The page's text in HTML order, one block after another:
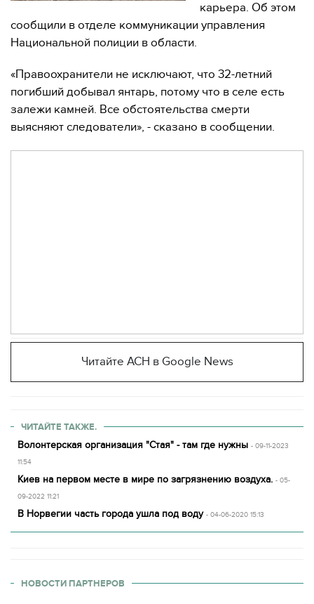
карьера. Об этом
сообщили в отделе коммуникации управления
Национальной полиции в области.
«Правоохранители не исключают, что 32-летний
погибший добывал янтарь, потому что в селе есть
залежи камней. Все обстоятельства смерти
выясняют следователи», - сказано в сообщении.
Читайте АСН в Google News
ЧИТАЙТЕ ТАКЖЕ.
Волонтерская организация "Стая" - там где нужны - 09-11-2023
11:54
Киев на первом месте в мире по загрязнению воздуха. - 05-
09-2022 11:21
В Норвегии часть города ушла под воду - 04-06-2020 15:13
НОВОСТИ ПАРТНЕРОВ